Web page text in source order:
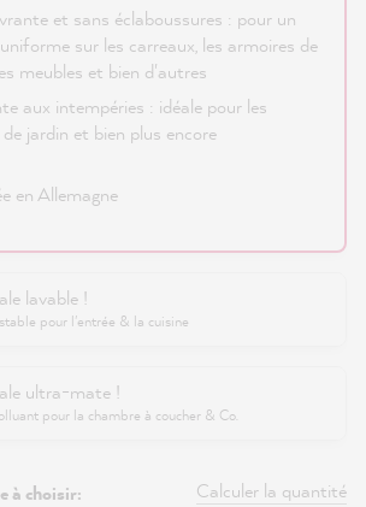
et sans éclaboussures : pour un
sur les carreaux, les armoires de
meubles et bien d'autres
aux intempéries : idéale pour les
jardin et bien plus encore
en Allemagne
lavable !
pour l'entrée & la cuisine
ultra-mate !
pour la chambre à coucher & Co.
à choisir: Calculer la quantité